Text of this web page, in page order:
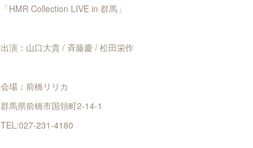
「HMR Collection LIVE in 群馬」
出演：山口大貴 / 斉藤慶 / 松田栄作
会場：前橋リリカ
群馬県前橋市国領町2-14-1
TEL:027-231-4180